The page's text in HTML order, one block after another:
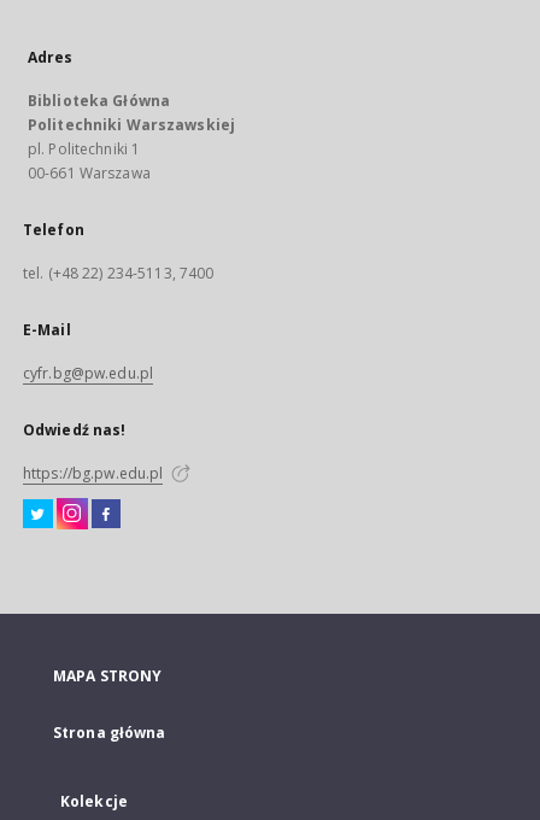
Adres
Biblioteka Główna
Politechniki Warszawskiej
pl. Politechniki 1
00-661 Warszawa
Telefon
tel. (+48 22) 234-5113, 7400
E-Mail
cyfr.bg@pw.edu.pl
Odwiedź nas!
https://bg.pw.edu.pl
MAPA STRONY
Strona główna
Kolekcje